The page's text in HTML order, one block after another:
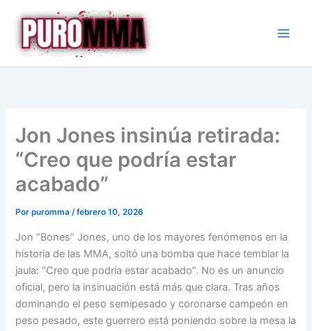
contenido
Jon Jones insinúa retirada:
“Creo que podría estar
acabado”
Porpuromma/febrero 10, 2026
Jon “Bones” Jones, uno de los mayores fenómenos en la
historia de las MMA, soltó una bomba que hace temblar la
jaula: “Creo que podría estar acabado”. No es un anuncio
oficial, pero la insinuación está más que clara. Tras años
dominando el peso semipesado y coronarse campeón en
peso pesado, este guerrero está poniendo sobre la mesa la